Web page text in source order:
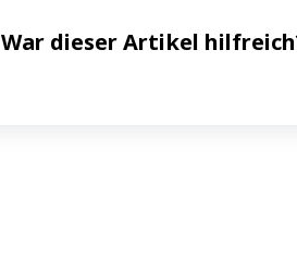
War dieser Artikel